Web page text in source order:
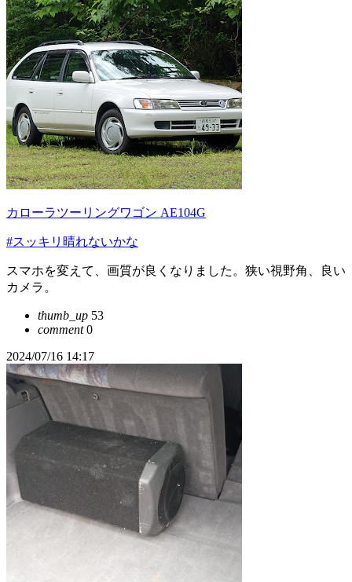
カローラツーリングワゴン AE104G
#スッキリ晴れないかな
スマホを変えて、画質が良くなりました。狭い視野角、良い
カメラ。
thumb_up 53
comment0
2024/07/16 14:17